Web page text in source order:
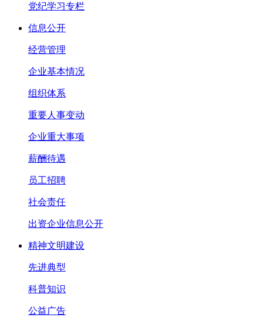
党纪学习专栏
信息公开
经营管理
企业基本情况
组织体系
重要人事变动
企业重大事项
薪酬待遇
员工招聘
社会责任
出资企业信息公开
精神文明建设
先进典型
科普知识
公益广告